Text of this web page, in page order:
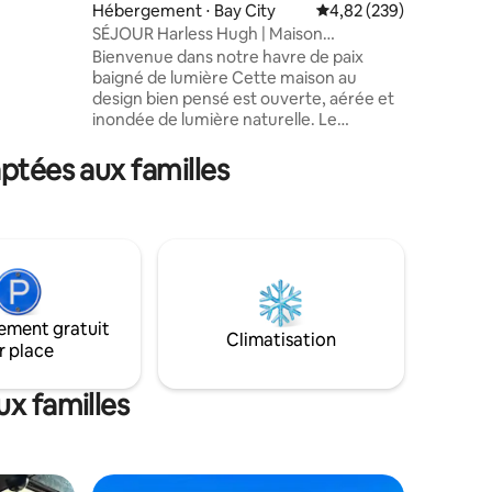
: 4,92 sur 5
Hébergement ⋅ Bay City Évaluation moyenne
4,82 (239)
SÉJOUR Harless Hugh | Maison
confortable sur la rivière
Bienvenue dans notre havre de paix
baigné de lumière Cette maison au
design bien pensé est ouverte, aérée et
inondée de lumière naturelle. Le
extérieur, une oasis privée parfaite pour
se détendre. Détendez-vous dans la
dédié. Installez-vous confortablement
dans le jacuzzi en cèdre, allumez un feu
dans la cheminée extérieure. Remarque :
les séances photo et les fêtes ne sont
aux familles
gratuit
place
Climatisation
familles